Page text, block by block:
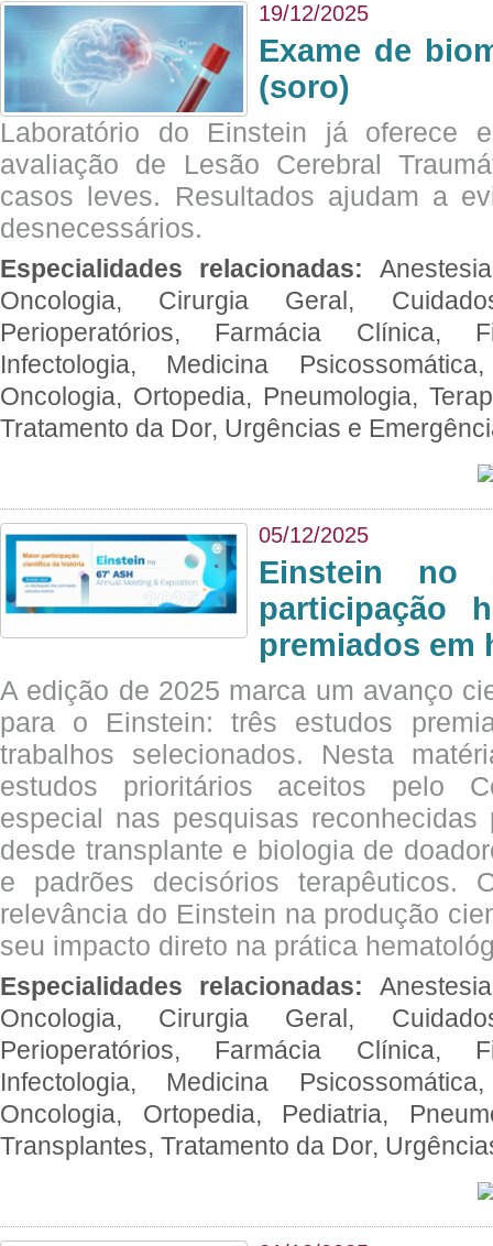
19/12/2025
Exame de
(soro)
Laboratório do Einstein já oferece
avaliação de Lesão Cerebral
casos leves. Resultados ajudam a
desnecessários.
Especialidades relacionadas:
Oncologia, Cirurgia Geral,
Perioperatórios, Farmácia Clínica,
Infectologia, Medicina
Oncologia, Ortopedia, Pneumologia,
Tratamento da Dor, Urgências e
05/12/2025
Einstein no
participação
premiados em
A edição de 2025 marca um avanço
para o Einstein: três estudos
trabalhos selecionados. Nesta
estudos prioritários aceitos pelo
especial nas pesquisas
desde transplante e biologia de
e padrões decisórios terapêuticos.
relevância do Einstein na produção
seu impacto direto na prática
Especialidades relacionadas:
Oncologia, Cirurgia Geral,
Perioperatórios, Farmácia Clínica,
Infectologia, Medicina
Oncologia, Ortopedia, Pediatria,
Transplantes, Tratamento da Dor,